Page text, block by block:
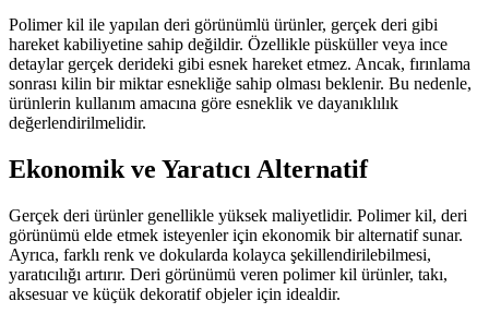
Polimer kil ile yapılan deri görünümlü ürünler, gerçek deri gibi
hareket kabiliyetine sahip değildir. Özellikle püsküller veya ince
detaylar gerçek derideki gibi esnek hareket etmez. Ancak, fırınlama
sonrası kilin bir miktar esnekliğe sahip olması beklenir. Bu nedenle,
ürünlerin kullanım amacına göre esneklik ve dayanıklılık
değerlendirilmelidir.
Ekonomik ve Yaratıcı Alternatif
Gerçek deri ürünler genellikle yüksek maliyetlidir. Polimer kil, deri
görünümü elde etmek isteyenler için ekonomik bir alternatif sunar.
Ayrıca, farklı renk ve dokularda kolayca şekillendirilebilmesi,
yaratıcılığı artırır. Deri görünümü veren polimer kil ürünler, takı,
aksesuar ve küçük dekoratif objeler için idealdir.